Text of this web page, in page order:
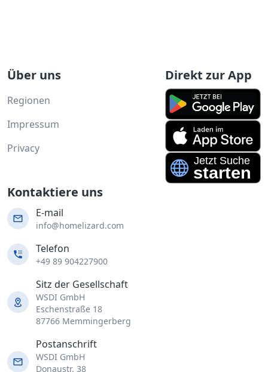
Über uns
Regionen
Impressum
Privacy
Direkt zur App
Kontaktiere uns
E-mail
info@homelizard.com
Telefon
+49 89 904227900
Sitz der Gesellschaft
WSDI GmbH
Eschenstraße 18
87766 Memmingerberg
Postanschrift
WSDI GmbH
Donaustr. 38